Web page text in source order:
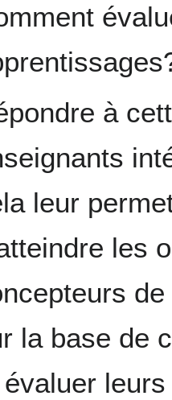
à
leur
les
la base de